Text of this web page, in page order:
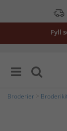
Fyll
Broderier